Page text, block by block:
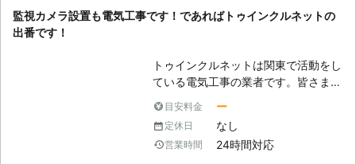
ります。もし監視カメラを使っていて
違和感や不具合を感じましたら、ぜひ
犯カメラを設置することで、お家の安
全性が高まります。空き巣の被害から
逃れるためには、自己防衛が大切で
す。「ローマ電設」はお客様の自己防
衛に協力いたします。
うになりました。監視カメラを設置す
置するもの思われていますが、実はそ
れだけではありません。監視カメラを
設置することで不法侵入者を遠ざける
事ができるのです。不法侵入者が一番
気にすることは、人目につくかどうか
という事です。監視カメラが設置され
監視カメラ設置も電気工事です！であればトゥインクルネットの
出番です！
トゥインクルネットは関東で活動をし
ている電気工事の業者です。皆さまの
ゥインクルネットにおまかせくださ
い。電気工事の確かな知識、技術を有
している私たちだからこそ対応可能な
目安料金 ー
定休日 なし
営業時間 24時間対応